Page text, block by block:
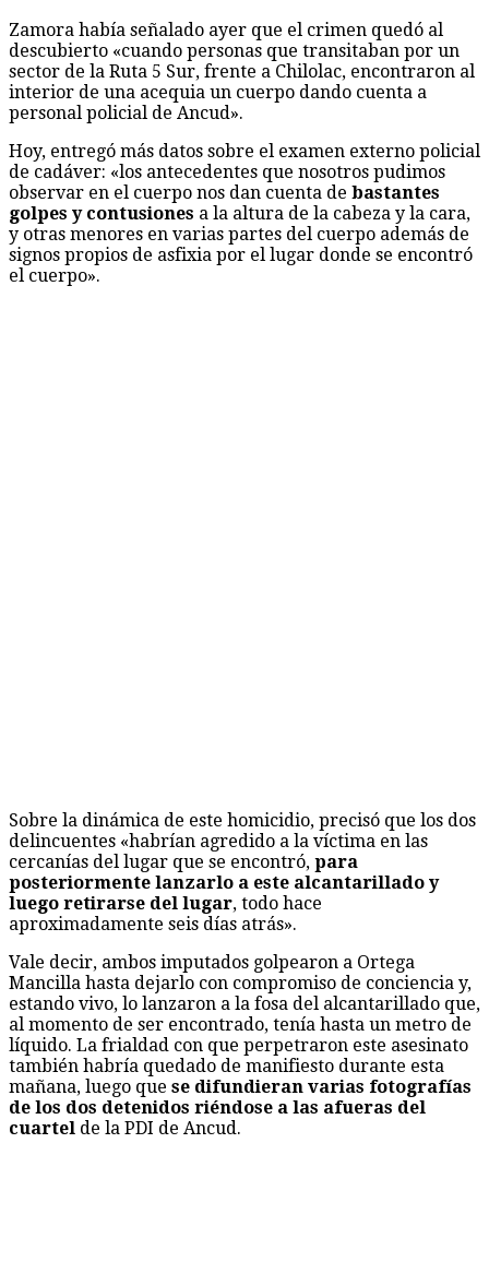
Zamora había señalado ayer que el crimen quedó al
descubierto «cuando personas que transitaban por un
sector de la Ruta 5 Sur, frente a Chilolac, encontraron al
interior de una acequia un cuerpo dando cuenta a
personal policial de Ancud».
Hoy, entregó más datos sobre el examen externo policial
de cadáver: «los antecedentes que nosotros pudimos
observar en el cuerpo nos dan cuenta de bastantes
golpes y contusiones a la altura de la cabeza y la cara,
y otras menores en varias partes del cuerpo además de
signos propios de asfixia por el lugar donde se encontró
el cuerpo».
Sobre la dinámica de este homicidio, precisó que los dos
delincuentes «habrían agredido a la víctima en las
cercanías del lugar que se encontró, para
posteriormente lanzarlo a este alcantarillado y
luego retirarse del lugar, todo hace
aproximadamente seis días atrás».
Vale decir, ambos imputados golpearon a Ortega
Mancilla hasta dejarlo con compromiso de conciencia y,
estando vivo, lo lanzaron a la fosa del alcantarillado que,
al momento de ser encontrado, tenía hasta un metro de
líquido. La frialdad con que perpetraron este asesinato
también habría quedado de manifiesto durante esta
mañana, luego que se difundieran varias fotografías
de los dos detenidos riéndose a las afueras del
cuartel de la PDI de Ancud.